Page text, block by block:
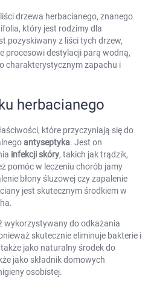
cookies klikając
drzewa herbacianego, znanego
który jest rodzimy dla
pozyskiwany z liści tych drzew,
procesowi destylacji parą wodną,
charakterystycznym zapachu i
herbacianego
które przyczyniają się do
antyseptyka. Jest on
infekcji skóry, takich jak trądzik,
pomóc w leczeniu chorób jamy
błony śluzowej czy zapalenie
jest skutecznym środkiem w
wykorzystywany do odkażania
skutecznie eliminuje bakterie i
jako naturalny środek do
jako składnik domowych
osobistej.